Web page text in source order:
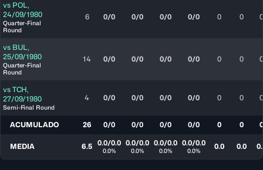
vs POL,
24/09/1980
Quarter-Final
Round
6 0/0 0/0 0/0 0/0 0 0 0
vs BUL,
25/09/1980
Quarter-Final
Round
14 0/0 0/0 0/0 0/0 0 0 0
vs TCH,
27/09/1980
Semi-Final Round
4 0/0 0/0 0/0 0/0 0 0 0
ACUMULADO 26 0/0 0/0 0/0 0/0 0 0 0
MEDIA 6.5 0.0/0.0
0.0%
0.0/0.0
0.0%
0.0/0.0
0.0%
0.0/0.0
0.0% 0.0 0.0